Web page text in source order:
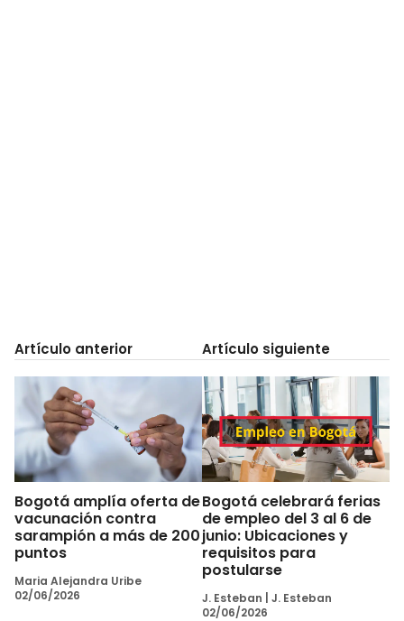
Artículo anterior
Bogotá amplía oferta de
vacunación contra
sarampión a más de 200
puntos
Maria Alejandra Uribe
02/06/2026
Artículo siguiente
Bogotá celebrará ferias
de empleo del 3 al 6 de
junio: Ubicaciones y
requisitos para
postularse
J. Esteban
J. Esteban
02/06/2026